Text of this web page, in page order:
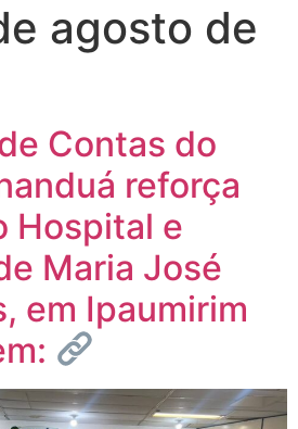
agosto de
Contas do
reforça
Hospital e
Maria José
em Ipaumirim